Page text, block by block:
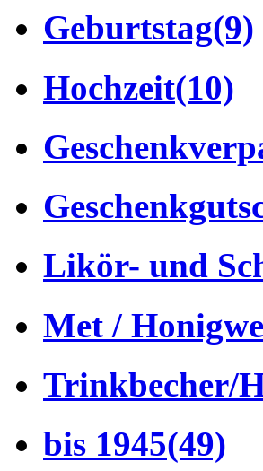
Geburtstag(9)
Hochzeit(10)
Likör- und
Met /
Trinkbecher/
bis 1945(49)